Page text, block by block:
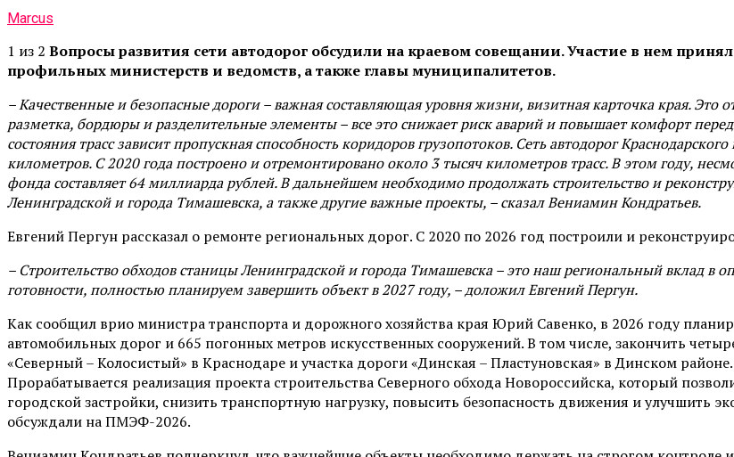
Marcus
1 из 2 Вопросы развития сети автодорог обсудили на краевом совещании. Участие в нем
профильных министерств и ведомств, а также главы муниципалитетов.
– Качественные и безопасные дороги – важная составляющая уровня жизни, визитная карточка края.
разметка, бордюры и разделительные элементы – все это снижает риск аварий и повышает комфорт
состояния трасс зависит пропускная способность коридоров грузопотоков. Сеть автодорог
километров. С 2020 года построено и отремонтировано около 3 тысяч километров трасс. В этом году,
фонда составляет 64 миллиарда рублей. В дальнейшем необходимо продолжать строительство и
Ленинградской и города Тимашевска, а также другие важные проекты, – сказал Вениамин Кондратьев.
Евгений Пергун рассказал о ремонте региональных дорог. С 2020 по 2026 год построили и
– Строительство обходов станицы Ленинградской и города Тимашевска – это наш региональный вклад
готовности, полностью планируем завершить объект в 2027 году, – доложил Евгений Пергун.
Как сообщил врио министра транспорта и дорожного хозяйства края Юрий Савенко, в 2026 году
автомобильных дорог и 665 погонных метров искусственных сооружений. В том числе, закончить
«Северный – Колосистый» в Краснодаре и участка дороги «Динская – Пластуновская» в Динском
Прорабатывается реализация проекта строительства Северного обхода Новороссийска, который
городской застройки, снизить транспортную нагрузку, повысить безопасность движения и улучшить
обсуждали на ПМЭФ-2026.